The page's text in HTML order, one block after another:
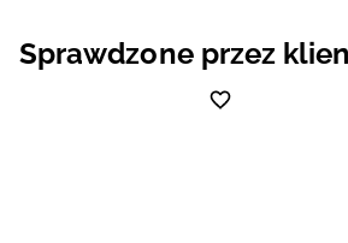
Sprawdzone przez